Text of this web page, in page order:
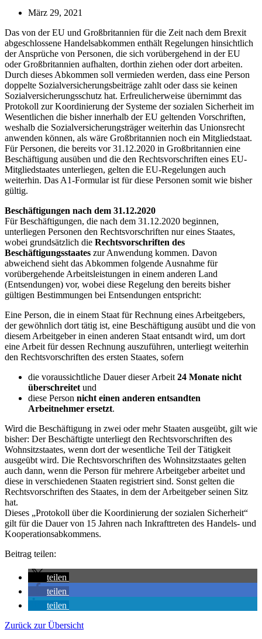
März 29, 2021
Das von der EU und Großbritannien für die Zeit nach dem Brexit
abgeschlossene Handelsabkommen enthält Regelungen hinsichtlich
der Ansprüche von Personen, die sich vorübergehend in der EU
oder Großbritannien aufhalten, dorthin ziehen oder dort arbeiten.
Durch dieses Abkommen soll vermieden werden, dass eine Person
doppelte Sozialversicherungsbeiträge zahlt oder dass sie keinen
Sozialversicherungsschutz hat. Erfreulicherweise übernimmt das
Protokoll zur Koordinierung der Systeme der sozialen Sicherheit im
Wesentlichen die bisher innerhalb der EU geltenden Vorschriften,
weshalb die Sozialversicherungsträger weiterhin das Unionsrecht
anwenden können, als wäre Großbritannien noch ein Mitgliedstaat.
Für Personen, die bereits vor 31.12.2020 in Großbritannien eine
Beschäftigung ausüben und die den Rechtsvorschriften eines EU-
Mitgliedstaates unterliegen, gelten die EU-Regelungen auch
weiterhin. Das A1-Formular ist für diese Personen somit wie bisher
gültig.
Beschäftigungen nach dem 31.12.2020
Für Beschäftigungen, die nach dem 31.12.2020 beginnen,
unterliegen Personen den Rechtsvorschriften nur eines Staates,
wobei grundsätzlich die Rechtsvorschriften des
Beschäftigungsstaates zur Anwendung kommen. Davon
abweichend sieht das Abkommen folgende Ausnahme für
vorübergehende Arbeitsleistungen in einem anderen Land
(Entsendungen) vor, wobei diese Regelung den bereits bisher
gültigen Bestimmungen bei Entsendungen entspricht:
Eine Person, die in einem Staat für Rechnung eines Arbeitgebers,
der gewöhnlich dort tätig ist, eine Beschäftigung ausübt und die von
diesem Arbeitgeber in einen anderen Staat entsandt wird, um dort
eine Arbeit für dessen Rechnung auszuführen, unterliegt weiterhin
den Rechtsvorschriften des ersten Staates, sofern
die voraussichtliche Dauer dieser Arbeit 24 Monate nicht
überschreitet und
diese Person nicht einen anderen entsandten
Arbeitnehmer ersetzt.
Wird die Beschäftigung in zwei oder mehr Staaten ausgeübt, gilt wie
bisher: Der Beschäftigte unterliegt den Rechtsvorschriften des
Wohnsitzstaates, wenn dort der wesentliche Teil der Tätigkeit
ausgeübt wird. Die Rechtsvorschriften des Wohnsitzstaates gelten
auch dann, wenn die Person für mehrere Arbeitgeber arbeitet und
diese in verschiedenen Staaten registriert sind. Sonst gelten die
Rechtsvorschriften des Staates, in dem der Arbeitgeber seinen Sitz
hat.
Dieses „Protokoll über die Koordinierung der sozialen Sicherheit“
gilt für die Dauer von 15 Jahren nach Inkrafttreten des Handels- und
Kooperationsabkommens.
Beitrag teilen:
teilen
teilen
teilen
Zurück zur Übersicht